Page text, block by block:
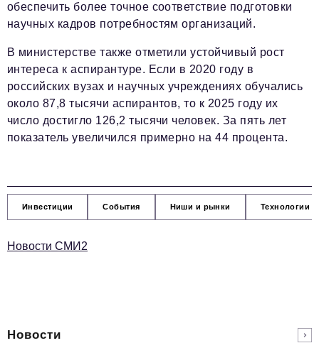
обеспечить более точное соответствие подготовки
научных кадров потребностям организаций.
В министерстве также отметили устойчивый рост
интереса к аспирантуре. Если в 2020 году в
российских вузах и научных учреждениях обучались
около 87,8 тысячи аспирантов, то к 2025 году их
число достигло 126,2 тысячи человек. За пять лет
показатель увеличился примерно на 44 процента.
Инвестиции События Ниши и рынки Технологии
Новости СМИ2
Новости